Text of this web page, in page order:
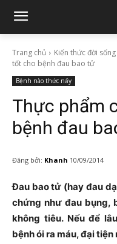
Trang chủ Kiến thức đời sống
tốt cho bệnh đau bao tử
Bệnh nào thức nấy
Thực phẩm
bệnh đau
Đăng bởi: Khanh 10/09/2014
Đau bao tử (hay đau
chứng như đau bụng,
không tiêu. Nếu để
bệnh ói ra máu, đại tiện